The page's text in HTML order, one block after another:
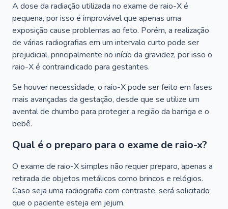
A dose da radiação utilizada no exame de raio-X é
pequena, por isso é improvável que apenas uma
exposição cause problemas ao feto. Porém, a realização
de várias radiografias em um intervalo curto pode ser
prejudicial, principalmente no início da gravidez, por isso o
raio-X é contraindicado para gestantes.
Se houver necessidade, o raio-X pode ser feito em fases
mais avançadas da gestação, desde que se utilize um
avental de chumbo para proteger a região da barriga e o
bebê.
Qual é o preparo para o exame de raio-x?
O exame de raio-X simples não requer preparo, apenas a
retirada de objetos metálicos como brincos e relógios.
Caso seja uma radiografia com contraste, será solicitado
que o paciente esteja em jejum.